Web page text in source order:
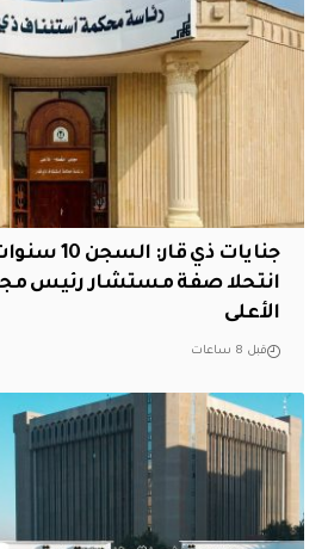
جنايات ذي
انتحلا صفة مستشار رئيس
الأعلى
قبل 8 ساعات